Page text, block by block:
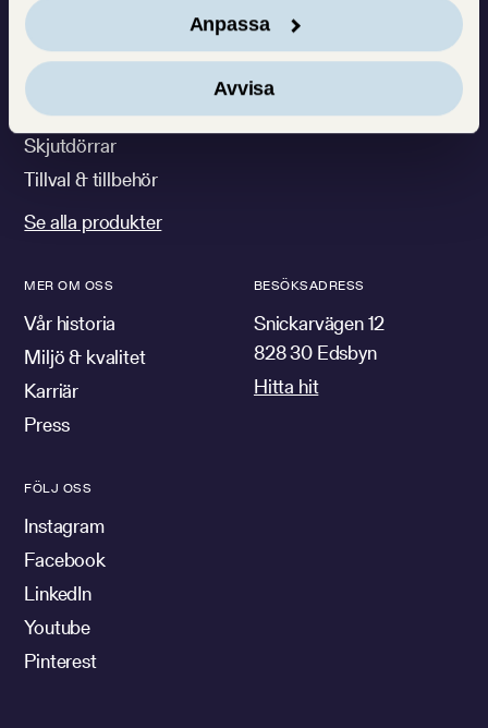
Anpassa
Avvisa
Aluminiumbeklädda
träfönster
Träfönster
Fönsterdörrar
Skjutdörrar
Tillval & tillbehör
Se alla produkter
Artiklar & inspiration
Guider
Energibesparingstest
MER OM OSS
Vår historia
Miljö & kvalitet
Karriär
Press
BESÖKSADRESS
Snickarvägen 12
828 30 Edsbyn
Hitta hit
FÖLJ OSS
Instagram
Facebook
LinkedIn
Youtube
Pinterest